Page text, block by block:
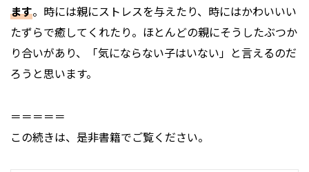
ます。時には親にストレスを与えたり、時にはかわいいい
たずらで癒してくれたり。ほとんどの親にそうしたぶつか
り合いがあり、「気にならない子はいない」と言えるのだ
ろうと思います。
＝＝＝＝＝
この続きは、是非書籍でご覧ください。